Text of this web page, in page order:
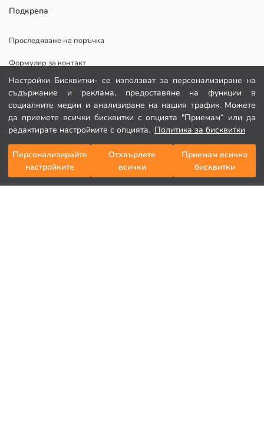
Настройки Бисквитки- се използват за персонализиране на
съдържание и реклама, предоставяне на функции в
социалните медии и анализиране на нашия трафик. Можете
да приемете всички бисквитки с опцията "Приемам“ или да
редактирате настройките с опцията. Политика за бисквитки
Персонализирайте
настройките
Отхвърлете
всички
Приемам всичко
бисквитки
Добави в кошницата
Банските шорти са изработени от плат, съдържащ полиестер, и
осигуряват комфортно използване с еластична талия и
басейна със своята лека и водоустойчива структура.
Основен Плат:
Подплата:
Държава на произход:
Продавач:
Марка:
Пол:
Подходящ:
Плат:
Подкрепа
Проследяване на поръчка
Формуляр за контакт
082 299 644
ПОМОЩ
Често задавани въпроси
Връщане
Последвай ни